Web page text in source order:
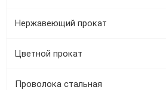
Нержавеющий прокат
Цветной прокат
Проволока стальная